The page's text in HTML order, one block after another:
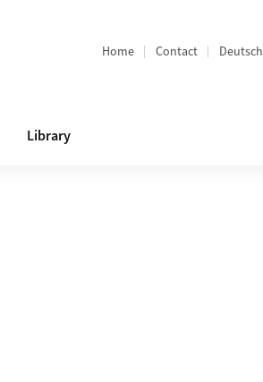
Section navigation
Home Contact Deutsch
Library